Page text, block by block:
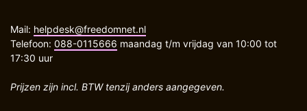
Mail: helpdesk@freedomnet.nl
Telefoon: 088-0115666 maandag t/m vrijdag van 10:00 tot
17:30 uur
Prijzen zijn incl. BTW tenzij anders aangegeven.